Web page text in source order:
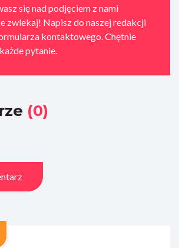
się nad podjęciem z nami
zwlekaj! Napisz do naszej redakcji
kontaktowego. Chętnie
pytanie.
(0)